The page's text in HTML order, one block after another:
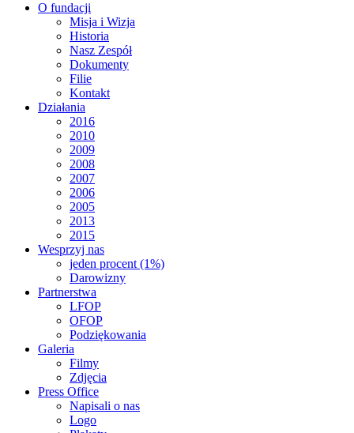
O fundacji
Misja i Wizja
Historia
Nasz Zespół
Dokumenty
Filie
Kontakt
Działania
2016
2010
2009
2008
2007
2006
2005
2013
2015
Wesprzyj nas
jeden procent (1%)
Darowizny
Partnerstwa
LFOP
OFOP
Podziękowania
Galeria
Filmy
Zdjęcia
Press Office
Napisali o nas
Logo